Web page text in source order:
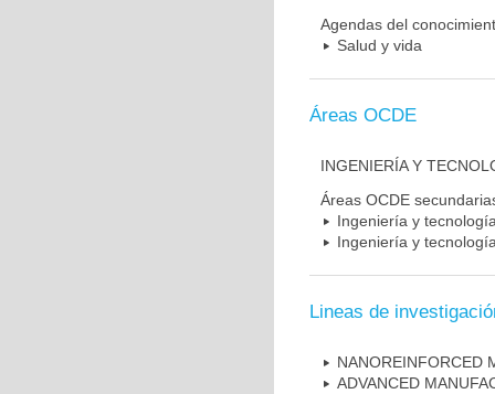
Agendas del
Salud y vida
Áreas OCDE
INGENIERÍA Y
Áreas OCDE
Ingeniería y
Ingeniería y
Lineas de
NANOREINFORCED
ADVANCED